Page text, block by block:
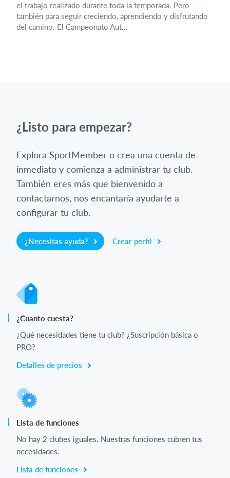
el trabajo realizado durante toda la temporada. Pero
también para seguir creciendo, aprendiendo y disfrutando
del camino. El Campeonato Aut...
¿Listo para empezar?
Explora SportMember o crea una cuenta de
inmediato y comienza a administrar tu club.
También eres más que bienvenido a
contactarnos, nos encantaría ayudarte a
configurar tu club.
¿Necesitas ayuda? Crear perfil
¿Cuanto cuesta?
¿Qué necesidades tiene tu club? ¿Suscripción básica o
PRO?
Detalles de precios
Lista de funciones
No hay 2 clubes iguales. Nuestras funciones cubren tus
necesidades.
Lista de funciones